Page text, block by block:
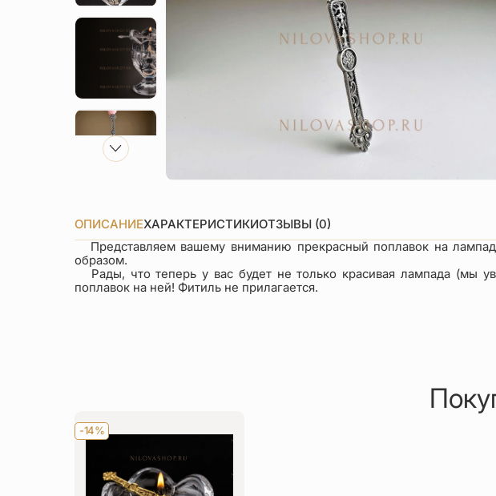
ОПИСАНИЕХАРАКТЕРИСТИКИОТЗЫВЫ (0)
Представляем вашему вниманию прекрасный поплавок на
образом.
Рады, что теперь у вас будет не только красивая лампада (мы
поплавок на ней! Фитиль не прилагается.
-14%